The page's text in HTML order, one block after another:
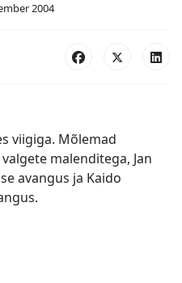
2004
viigiga. Mõlemad
malenditega, Jan
avangus ja Kaido